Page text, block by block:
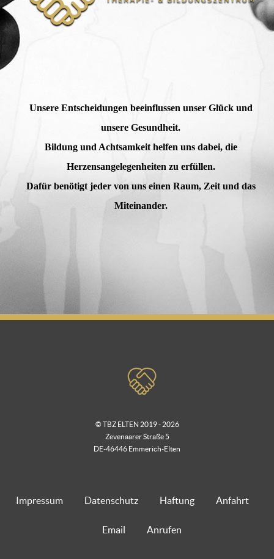
Unsere Entscheidungen beeinflussen unser Glück und
unsere Gesundheit.
Bildung und Achtsamkeit helfen uns dabei, die
Herzensangelegenheiten zu erfüllen.
Dafür benötigt jeder von uns einen Raum, Zeit und das
Miteinander.
© TBZ ELTEN 2019 - 2026
Zevenaarer Straße 5
DE-46446 Emmerich-Elten
Impressum Datenschutz Haftung Anfahrt
Email Anrufen